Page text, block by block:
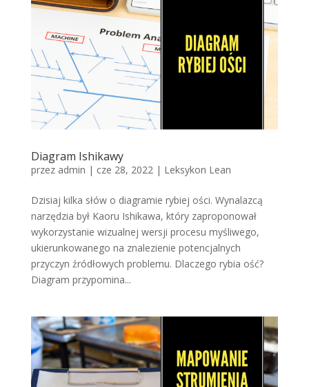
Diagram Ishikawy
przez admin | cze 28, 2022| Leksykon Lean
Dzisiaj kilka słów o diagramie rybiej ości. Wynalazcą
narzędzia był Kaoru Ishikawa, który zaproponował
wykorzystanie wizualnej wersji procesu myśliwego,
ukierunkowanego na znalezienie potencjalnych
przyczyn źródłowych problemu. Dlaczego rybia ość?
Diagram przypomina...